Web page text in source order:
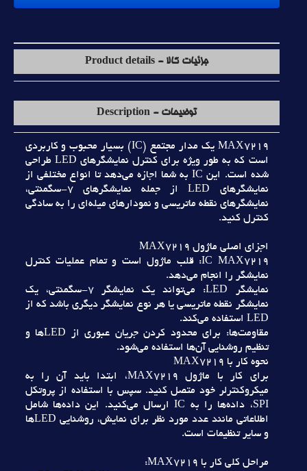
جزئیات کالا - Product details
توضیحات - Description
MAX7219 يک مدار مجتمع (IC) بسيار محبوب و کاربردي
است که به طور ويژه براي کنترل نمايشگرهاي LED طراحي
شده است. اين IC به شما اجازه مي‌دهد تا انواع مختلفي از
نمايشگرهاي LED از جمله نمايشگرهاي 7-سگمنتي،
نمايشگرهاي نقطه ماتريسي و نمودارهاي ميله‌اي را به سادگي
کنترل کنيد.
اجزاي اصلي ماژول MAX7219
IC MAX7219: قلب ماژول است و تمام عمليات کنترل
نمايشگر را انجام مي‌دهد.
نمايشگر LED: مي‌تواند يک نمايشگر 7-سگمنتي، يک
نمايشگر نقطه ماتريسي يا هر نوع نمايشگر ديگري باشد که از
LED استفاده مي‌کند.
مقاومت‌ها: براي محدود کردن جريان عبوري از LEDها و
تنظيم روشنايي آن‌ها استفاده مي‌شود.
نحوه کار با MAX7219
براي کار با ماژول MAX7219، ابتدا بايد آن را به
ميکروکنترلر خود متصل کنيد. سپس با استفاده از پروتکل
SPI، داده‌ها را به IC ارسال مي‌کنيد. اين داده‌ها شامل
اطلاعاتي مانند عدد مورد نظر براي نمايش، روشنايي LEDها
و ساير تنظيمات است.
مراحل کلي کار با MAX7219: